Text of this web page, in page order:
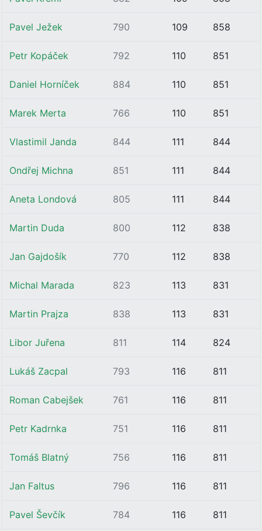
Pavel Ježek 790 109 858
Petr Kopáček 792 110 851
Daniel Horníček 884 110 851
Marek Merta 766 110 851
Vlastimil Janda 844 111 844
Ondřej Michna 851 111 844
Aneta Londová 805 111 844
Martin Duda 800 112 838
Jan Gajdošík 770 112 838
Michal Marada 823 113 831
Martin Prajza 838 113 831
Libor Juřena 811 114 824
Lukáš Zacpal 793 116 811
Roman Cabejšek 761 116 811
Petr Kadrnka 751 116 811
Tomáš Blatný 756 116 811
Jan Faltus 796 116 811
Pavel Ševčík 784 116 811